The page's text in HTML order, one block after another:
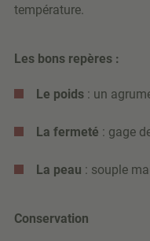
température.
Les bons repères :
Le poids : un
La fermeté : gage
La peau : souple
Conservation